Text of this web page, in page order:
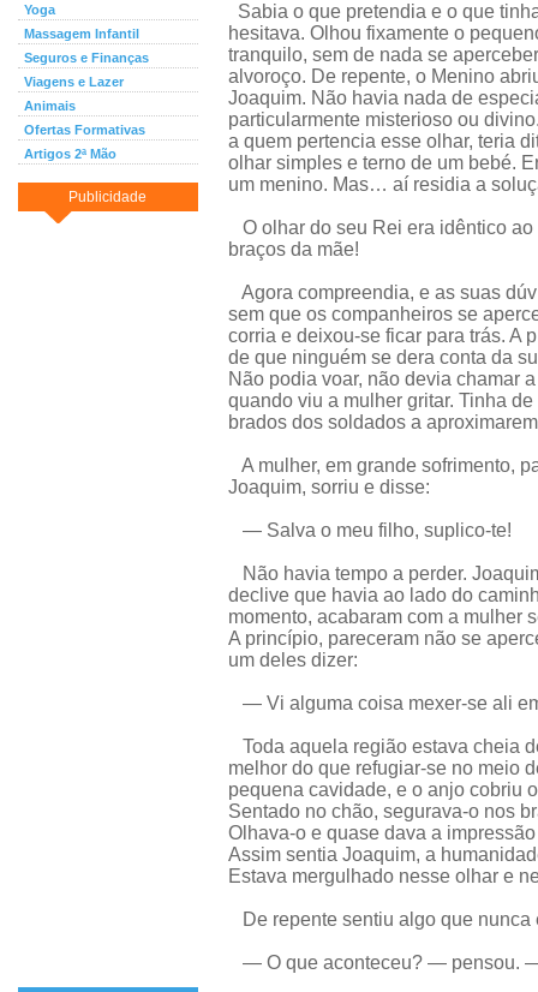
Yoga
Massagem Infantil
Seguros e Finanças
Viagens e Lazer
Animais
Ofertas Formativas
Artigos 2ª Mão
Publicidade
Sabia o que pretendia e o que
hesitava. Olhou fixamente o
tranquilo, sem de nada se
alvoroço. De repente, o Menino
Joaquim. Não havia nada de
particularmente misterioso ou
a quem pertencia esse olhar, teria
olhar simples e terno de um bebé.
um menino. Mas… aí residia a
O olhar do seu Rei era idêntico
braços da mãe!
Agora compreendia, e as suas
sem que os companheiros se
corria e deixou-se ficar para trás. A
de que ninguém se dera conta da
Não podia voar, não devia chamar
quando viu a mulher gritar. Tinha
brados dos soldados a
A mulher, em grande sofrimento,
Joaquim, sorriu e disse:
— Salva o meu filho, suplico-te!
Não havia tempo a perder.
declive que havia ao lado do
momento, acabaram com a mulher
A princípio, pareceram não se
um deles dizer:
— Vi alguma coisa mexer-se ali
Toda aquela região estava cheia
melhor do que refugiar-se no meio
pequena cavidade, e o anjo cobriu
Sentado no chão, segurava-o nos
Olhava-o e quase dava a
Assim sentia Joaquim, a
Estava mergulhado nesse olhar e
De repente sentiu algo que nunca
— O que aconteceu? — pensou. —